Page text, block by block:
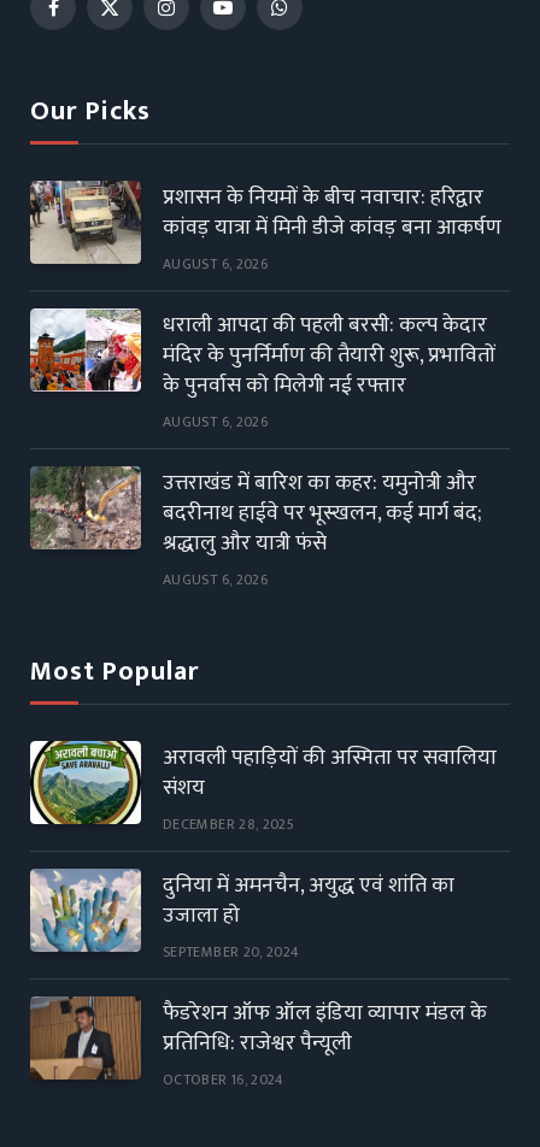
Facebook
X
InstagramYouTubeWhatsApp
Our Picks
प्रशासन के नियमों के बीच नवाचार: हरिद्वार
कांवड़ यात्रा में मिनी डीजे कांवड़ बना आकर्षण
AUGUST 6, 2026
धराली आपदा की पहली बरसी: कल्प केदार
मंदिर के पुनर्निर्माण की तैयारी शुरू, प्रभावितों
के पुनर्वास को मिलेगी नई रफ्तार
AUGUST 6, 2026
उत्तराखंड में बारिश का कहर: यमुनोत्री और
बदरीनाथ हाईवे पर भूस्खलन, कई मार्ग बंद;
श्रद्धालु और यात्री फंसे
AUGUST 6, 2026
Most Popular
अरावली पहाड़ियों की अस्मिता पर सवालिया
संशय
DECEMBER 28, 2025
दुनिया में अमनचैन, अयुद्ध एवं शांति का
उजाला हो
SEPTEMBER 20, 2024
फैडरेशन ऑफ ऑल इंडिया व्यापार मंडल के
प्रतिनिधि: राजेश्वर पैन्यूली
OCTOBER 16, 2024